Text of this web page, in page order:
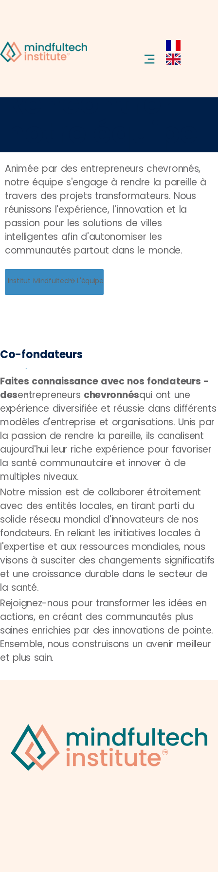
Rencontrer
Animée par des entrepreneurs chevronnés,
notre équipe s'engage à rendre la pareille à
travers des projets transformateurs. Nous
réunissons l'expérience, l'innovation et la
passion pour les solutions de villes
intelligentes afin d'autonomiser les
communautés partout dans le monde.
Institut Mindfultech L'équipe
Co-fondateurs
Faites connaissance avec nos fondateurs -
desentrepreneurs chevronnésqui ont une
expérience diversifiée et réussie dans différents
modèles d'entreprise et organisations. Unis par
la passion de rendre la pareille, ils canalisent
aujourd'hui leur riche expérience pour favoriser
la santé communautaire et innover à de
multiples niveaux.
Notre mission est de collaborer étroitement
avec des entités locales, en tirant parti du
solide réseau mondial d'innovateurs de nos
fondateurs. En reliant les initiatives locales à
l'expertise et aux ressources mondiales, nous
visons à susciter des changements significatifs
et une croissance durable dans le secteur de
la santé.
Rejoignez-nous pour transformer les idées en
actions, en créant des communautés plus
saines enrichies par des innovations de pointe.
Ensemble, nous construisons un avenir meilleur
et plus sain.